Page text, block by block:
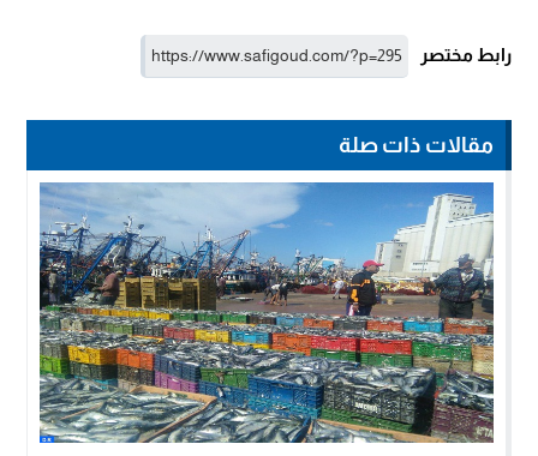
رابط مختصر
مقالات ذات صلة